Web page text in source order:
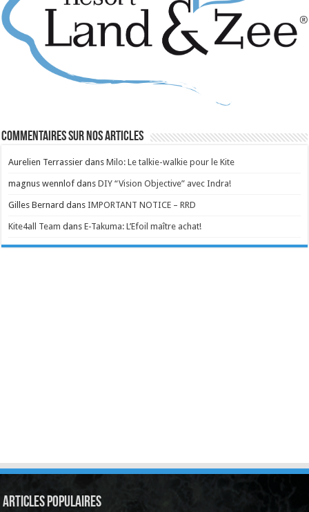
Commentaires sur nos articles
Aurelien Terrassier dansMilo: Le talkie-walkie pour le Kite
magnus wennlof dansDIY “Vision Objective” avec Indra!
Gilles Bernard dansIMPORTANT NOTICE – RRD
Kite4all Team dansE-Takuma: L’Efoil maître achat!
Articles Populaires